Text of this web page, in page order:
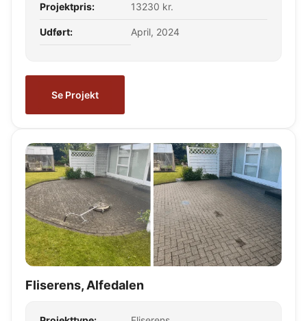
Projektpris: 13230 kr.
Udført: April, 2024
Se Projekt
Fliserens, Alfedalen